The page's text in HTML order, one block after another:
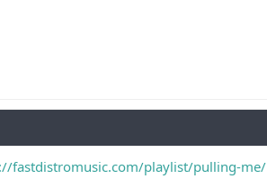
fastdistromusic.com/playlist/pulling-me/